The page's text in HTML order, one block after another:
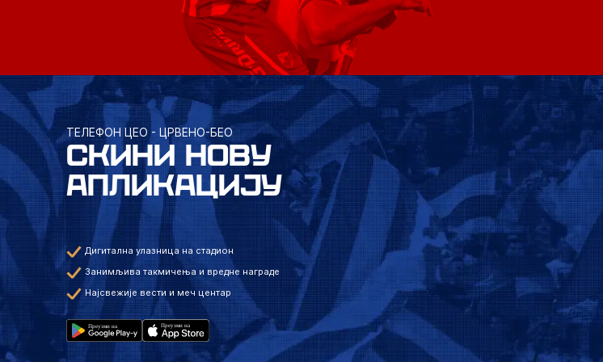
ТЕЛЕФОН ЦЕО - ЦРВЕНО-БЕО
СКИНИ НОВУ
АПЛИКАЦИЈУ
Дигитална улазница на стадион
Занимљива такмичења и вредне награде
Најсвежије вести и меч центар